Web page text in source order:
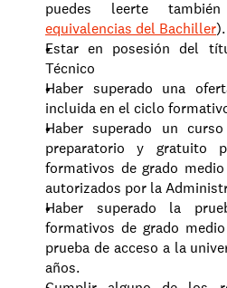
equivalencias del Bachiller).
Estar en posesión del
Técnico
Haber superado una
incluida en el ciclo
Haber superado un
preparatorio y gratuito
formativos de grado
autorizados por la
Haber superado la
formativos de grado
prueba de acceso a la
años.